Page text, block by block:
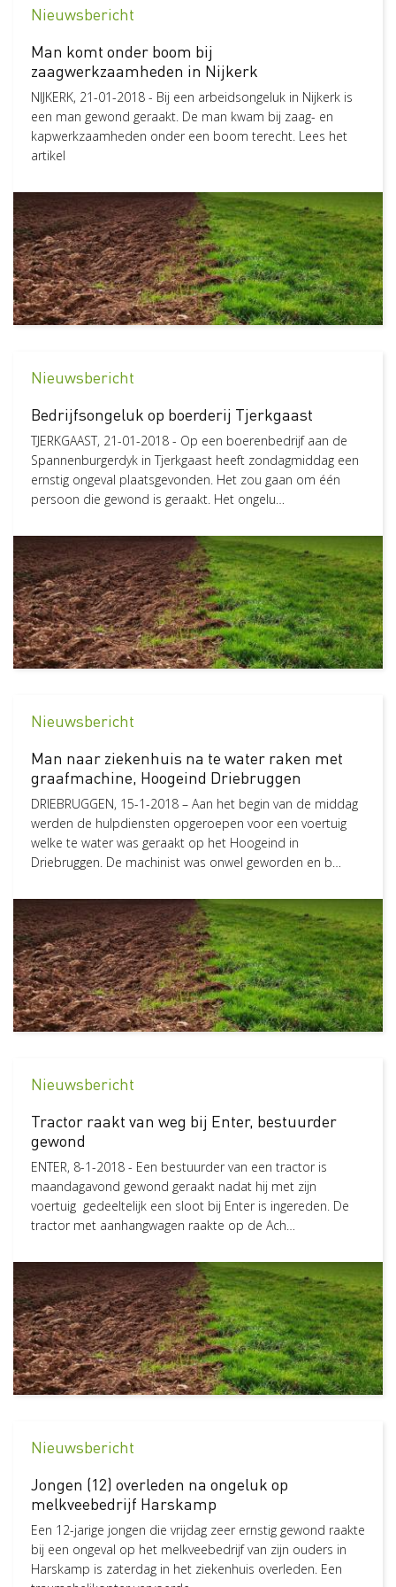
Pagina
Status
Nieuw
Nieuwsbericht
Man komt onder boom bij
zaagwerkzaamheden in Nijkerk
NIJKERK, 21-01-2018 - Bij een arbeidsongeluk in Nijkerk is
een man gewond geraakt. De man kwam bij zaag- en
kapwerkzaamheden onder een boom terecht. Lees het
artikel
Nieuwsbericht
Bedrijfsongeluk op boerderij Tjerkgaast
TJERKGAAST, 21-01-2018 - Op een boerenbedrijf aan de
Spannenburgerdyk in Tjerkgaast heeft zondagmiddag een
ernstig ongeval plaatsgevonden. Het zou gaan om één
persoon die gewond is geraakt. Het ongelu…
Nieuwsbericht
Man naar ziekenhuis na te water raken met
graafmachine, Hoogeind Driebruggen
DRIEBRUGGEN, 15-1-2018 – Aan het begin van de middag
werden de hulpdiensten opgeroepen voor een voertuig
welke te water was geraakt op het Hoogeind in
Driebruggen. De machinist was onwel geworden en b…
Nieuwsbericht
Tractor raakt van weg bij Enter, bestuurder
gewond
ENTER, 8-1-2018 - Een bestuurder van een tractor is
maandagavond gewond geraakt nadat hij met zijn
voertuig gedeeltelijk een sloot bij Enter is ingereden. De
tractor met aanhangwagen raakte op de Ach…
Nieuwsbericht
Jongen (12) overleden na ongeluk op
melkveebedrijf Harskamp
Een 12-jarige jongen die vrijdag zeer ernstig gewond raakte
bij een ongeval op het melkveebedrijf van zijn ouders in
Harskamp is zaterdag in het ziekenhuis overleden. Een